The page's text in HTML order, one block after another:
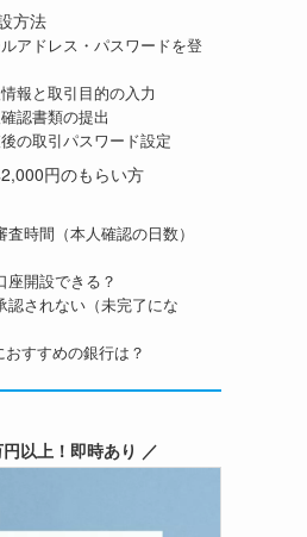
方法
アドレス・パスワードを登
報と取引目的の入力
認書類の提出
の取引パスワード設定
円のもらい方
査時間（本人確認の日数）
座開設できる？
認されない（未完了にな
おすすめの銀行は？
以上！即時あり ／